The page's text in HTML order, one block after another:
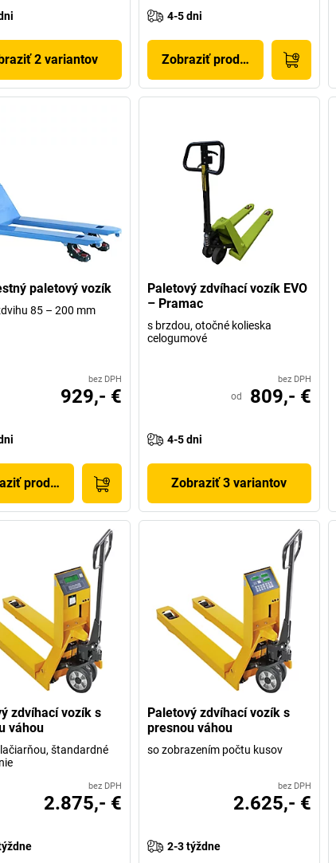
2 variantov
4-5 dni
Zobraziť produkt
paletový vozík
85 – 200 mm
bez DPH
929,- €
produkt
Paletový zdvíhací vozík EVO
– Pramac
s brzdou, otočné kolieska
celogumové
bez DPH
od 809,- €
4-5 dni
Zobraziť 3 variantov
zdvíhací vozík s
váhou
štandardné
bez DPH
2.875,- €
Paletový zdvíhací vozík s
presnou váhou
so zobrazením počtu kusov
bez DPH
2.625,- €
2-3 týždne